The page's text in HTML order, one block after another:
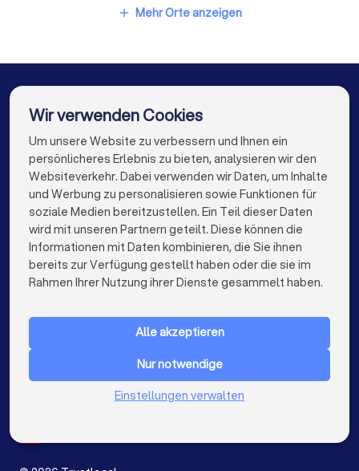
Coaches in Bremen
Coaches in Nürnberg
Coaches in Bochum
Coaches in Wuppertal
Coaches in Bielefeld
Coaches in Bonn
Coaches in Münster
add Mehr Orte anzeigen
Die besten Unternehmen für Sie
info@trustlocal.de
FÜR PRIVATPERSONEN
Niederlande
Wir verwenden Cookies
Um unsere Website zu verbessern und Ihnen ein
persönlicheres Erlebnis zu bieten, analysieren wir den
Websiteverkehr. Dabei verwenden wir Daten, um Inhalte
und Werbung zu personalisieren sowie Funktionen für
soziale Medien bereitzustellen. Ein Teil dieser Daten
wird mit unseren Partnern geteilt. Diese können die
Informationen mit Daten kombinieren, die Sie ihnen
bereits zur Verfügung gestellt haben oder die sie im
Rahmen Ihrer Nutzung ihrer Dienste gesammelt haben.
Alle akzeptieren
Nur notwendige
Einstellungen verwalten